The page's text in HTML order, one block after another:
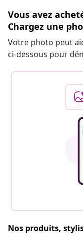
Vous avez
Chargez une
Votre photo peut
ci-dessous pour
Nos produits,